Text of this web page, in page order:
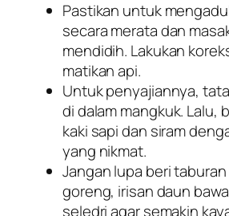
Pastikan untuk
secara merata dan
mendidih. Lakukan
matikan api.
Untuk penyajiannya,
di dalam mangkuk. Lalu,
kaki sapi dan siram
yang nikmat.
Jangan lupa beri
goreng, irisan daun
seledri agar semakin